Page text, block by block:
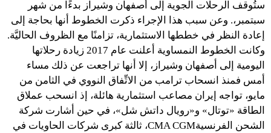
ستُوقف الرحلات الجوية إلى أصفهان وشيراز بدءًا من شهر
سبتمبر،. وعن سبب هذا الإجراء ذكرت الخطوط أنها بحاجة إلى
إعادة النظر في خططها الاستثمارية، تزامنًا مع الظروف الحاليَّة.
وكانت الخطوط النمساوية أعلنت عام 2017 زيادة رحلاتها
اليومية إلى أصفهان وشيراز، إلا أنها تراجعت عن ذلك مساء
أمس فمنذ انسحاب ترامب من الاتِّفاق النووي في الثامن من
مايو، تواجه إيران مصاعب استثمارية هائلة، إذ انسحب عملاق
الطاقة «توتال» و«رويال داتش شل»، في حين أشارت شركة
الشحن الفرنسيةCMA CGM، ثالثة كبرى شركات الحاويات في